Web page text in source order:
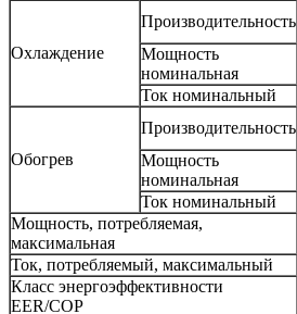
Охлаждение
Производительность
Мощность
номинальная
Ток номинальный
Обогрев
Производительность
Мощность
номинальная
Ток номинальный
Мощность, потребляемая,
максимальная
Ток, потребляемый, максимальный
Класс энергоэффективности
EER/COP